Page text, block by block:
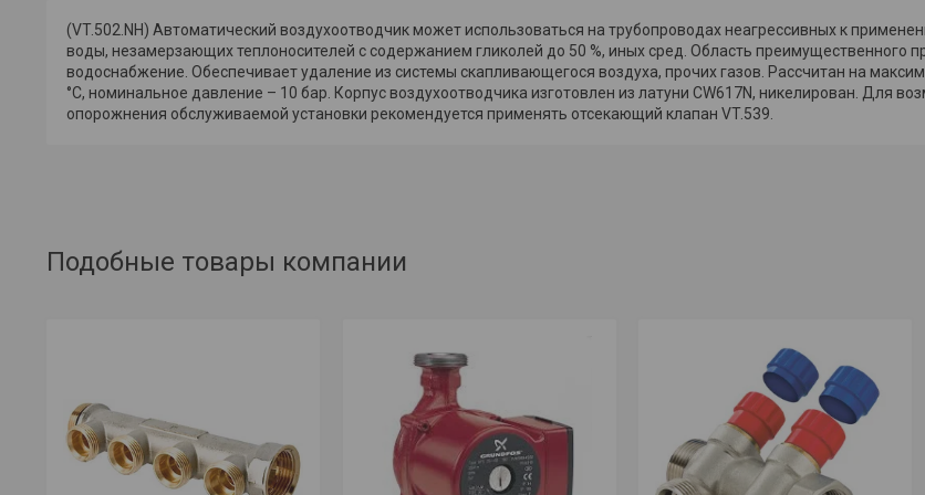
(VT.502.NH) Автоматический воздухоотводчик может использоваться на трубопроводах неагрессивных к
воды, незамерзающих теплоносителей с содержанием гликолей до 50 %, иных сред. Область преимущественного
водоснабжение. Обеспечивает удаление из системы скапливающегося воздуха, прочих газов. Рассчитан на
°С, номинальное давление – 10 бар. Корпус воздухоотводчика изготовлен из латуни CW617N, никелирован. Для
опорожнения обслуживаемой установки рекомендуется применять отсекающий клапан VT.539.
Подобные товары компании